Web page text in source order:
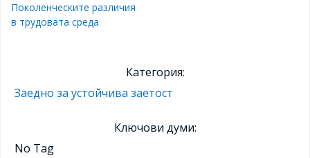
Поколенческите различия
в трудовата среда
Категория:
Заедно за устойчива заетост
Ключови думи:
No Tag